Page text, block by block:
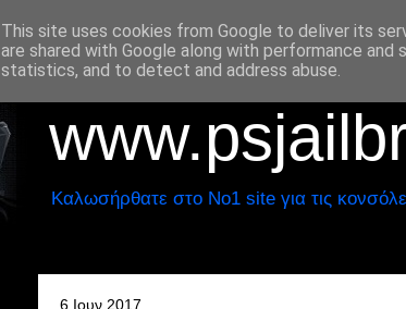
Καλωσήρθατε στο No1 site για τις
6 Ιουν 2017
This site uses cookies from Google to deliver its
are shared with Google along with performance
statistics, and to detect and address abuse.